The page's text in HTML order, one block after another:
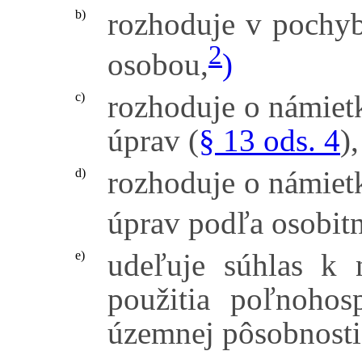
b)
rozhoduje v
osobou,2)
c)
rozhoduje o
úprav (§ 13 ods. 4),
d)
rozhoduje o
úprav podľa
e)
udeľuje súhlas k
použitia
územnej